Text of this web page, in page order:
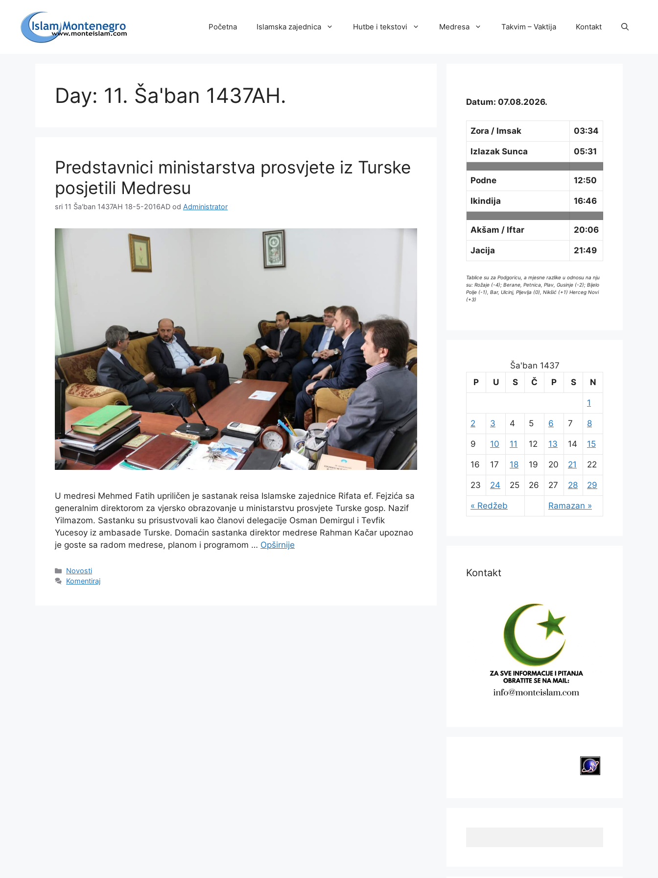
sadržaj
Početna Islamska zajednica Hutbe i tekstovi Medresa Takvim – Vaktija Kontakt
Day: 11. Ša'ban 1437AH.
Predstavnici ministarstva prosvjete iz Turske
posjetili Medresu
sri 11 Ša'ban 1437AH 18-5-2016AD od Administrator
U medresi Mehmed Fatih upriličen je sastanak reisa Islamske zajednice Rifata ef. Fejzića sa
generalnim direktorom za vjersko obrazovanje u ministarstvu prosvjete Turske gosp. Nazif
Yilmazom. Sastanku su prisustvovali kao članovi delegacije Osman Demirgul i Tevfik
Yucesoy iz ambasade Turske. Domaćin sastanka direktor medrese Rahman Kačar upoznao
je goste sa radom medrese, planom i programom … Opširnije
Kategorije
Novosti
Komentiraj
Datum: 07.08.2026.
Zora / Imsak 03:34
Izlazak Sunca 05:31
Podne 12:50
Ikindija 16:46
Akšam / Iftar 20:06
Jacija 21:49
Tablice su za Podgoricu, a mjesne razlike u odnosu na nju
su: Rožaje (-4); Berane, Petnica, Plav, Gusinje (-2); Bijelo
Polje (-1), Bar, Ulcinj, Pljevlja (0), Nikšić (+1) Herceg Novi
(+3)
Ša'ban 1437
P
U S Č P S N
« Redžeb Ramazan »
1
2 3 4 5 6 7 8
9 10 11 12 13 14 15
16 17 18 19 20 21 22
23 24 25 26 27 28 29
Kontakt